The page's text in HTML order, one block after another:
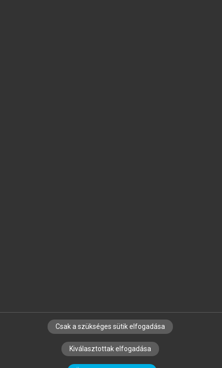
SZERZŐKNEK CÉGEKNEK KÖNYVTÁROSOKNAK
SZERKESZTÉSI ÉS LEKTORÁLÁSI ALAPELVEK
Csak a szükséges sütik elfogadása
Kiválasztottak elfogadása